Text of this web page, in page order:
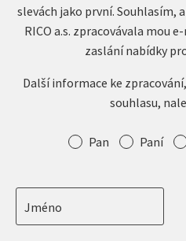
slevách jako první. Souhlasím,
RICO a.s. zpracovávala mou
zaslání nabídky
Další informace ke
souhlasu,
Oslovení Pan Paní
Jméno